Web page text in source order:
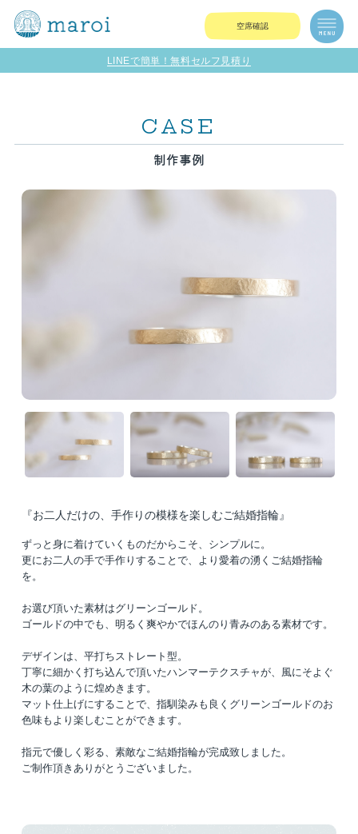
空席確認
LINEで簡単！無料セルフ見積り
CASE
制作事例
『お二人だけの、手作りの模様を楽しむご結婚指輪』
ずっと身に着けていくものだからこそ、シンプルに。
更にお二人の手で手作りすることで、より愛着の湧くご結婚指輪
を。
お選び頂いた素材はグリーンゴールド。
ゴールドの中でも、明るく爽やかでほんのり青みのある素材です。
デザインは、平打ちストレート型。
丁寧に細かく打ち込んで頂いたハンマーテクスチャが、風にそよぐ
木の葉のように煌めきます。
マット仕上げにすることで、指馴染みも良くグリーンゴールドのお
色味もより楽しむことができます。
指元で優しく彩る、素敵なご結婚指輪が完成致しました。
ご制作頂きありがとうございました。